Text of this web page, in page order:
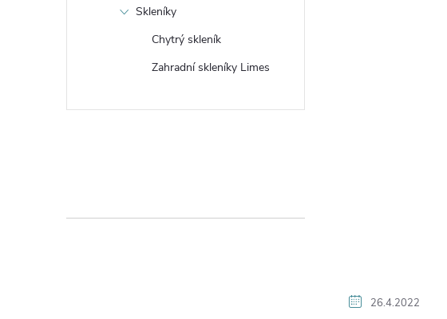
Skleníky
Chytrý skleník
Zahradní skleníky Limes
26.4.2022